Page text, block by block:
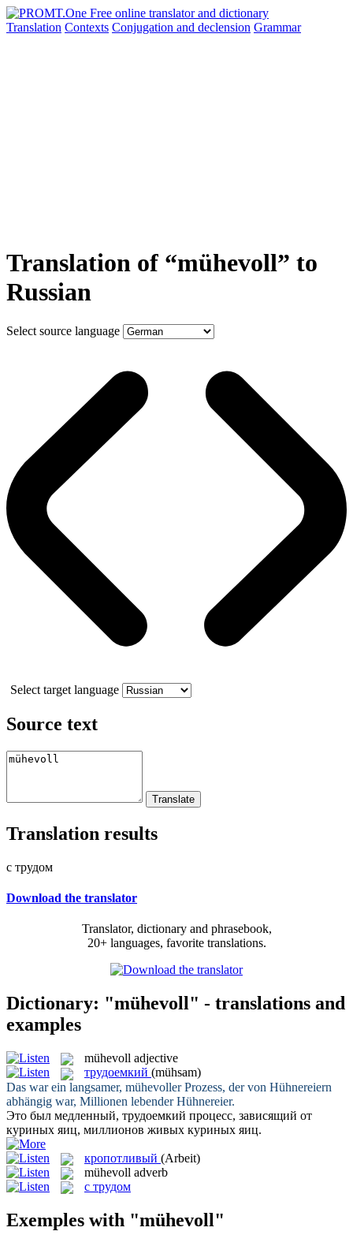
Translation Contexts Conjugation and declension Grammar
Translation of “mühevoll” to
Russian
Select source language
Select target language
Source text
Translation results
с трудом
Download the translator
Translator, dictionary and phrasebook,
20+ languages, favorite translations.
Dictionary: "mühevoll" - translations and
examples
mühevoll adjective
трудоемкий (mühsam)
Das war ein langsamer, mühevollerProzess, der von Hühnereiern
abhängig war, Millionen lebender Hühnereier.
Это был медленный, трудоемкий процесс, зависящий от
куриных яиц, миллионов живых куриных яиц.
кропотливый (Arbeit)
mühevoll adverb
с трудом
Exemples with "mühevoll"